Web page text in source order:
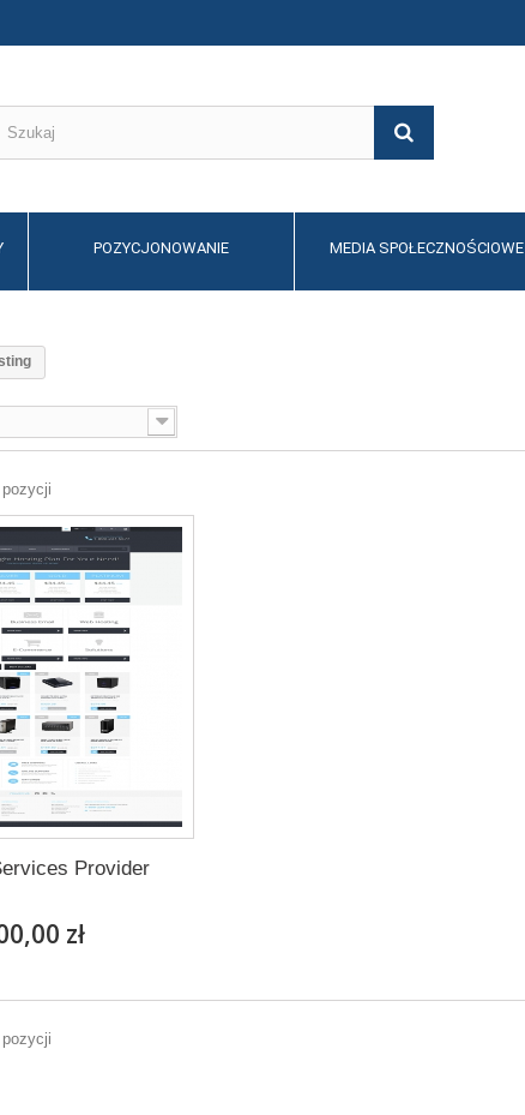
POZYCJONOWANIE MEDIA SPOŁECZNOŚCIOWE
Provider
zł